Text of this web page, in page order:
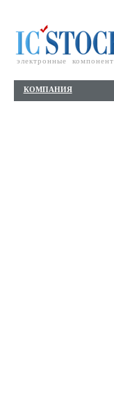
электронные
КОМПАНИЯ